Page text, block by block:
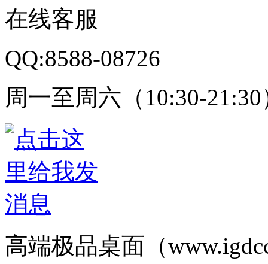
在线客服
QQ:8588-08726
周一至周六（10:30-21:30
高端极品桌面（